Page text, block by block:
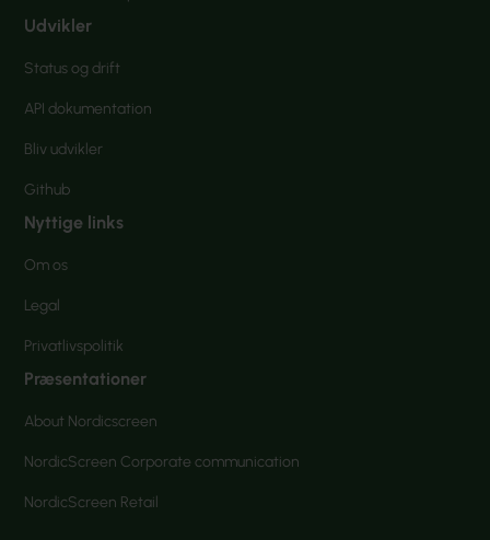
Udvikler
Status og drift
API dokumentation
Bliv udvikler
Github
Nyttige links
Om os
Legal
Privatlivspolitik
Præsentationer
About Nordicscreen
NordicScreen Corporate communication
NordicScreen Retail